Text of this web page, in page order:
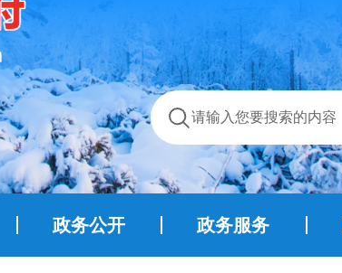
政务公开 政务服务